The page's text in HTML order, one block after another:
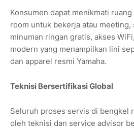
Konsumen dapat menikmati
room untuk bekerja atau meeting,
minuman ringan gratis, akses
modern yang menampilkan lini
dan apparel resmi Yamaha.
Teknisi Bersertifikasi Global
Seluruh proses servis di bengkel
oleh teknisi dan service advisor